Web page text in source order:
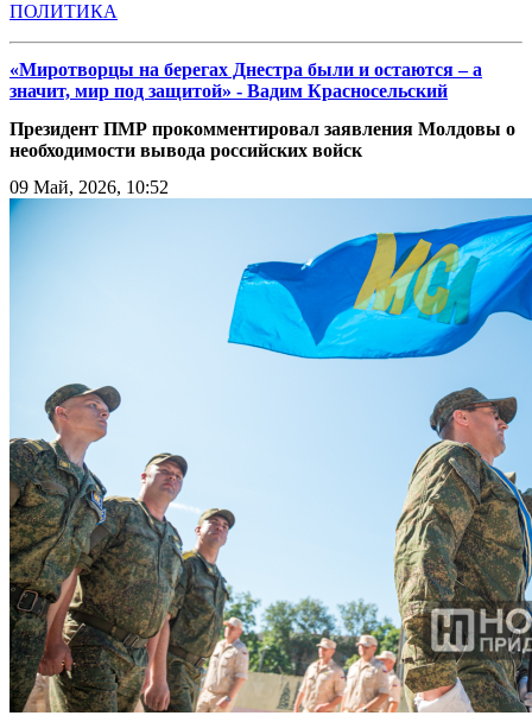
ПОЛИТИКА
«Миротворцы на берегах Днестра были и остаются – а
значит, мир под защитой» - Вадим Красносельский
Президент ПМР прокомментировал заявления Молдовы о
необходимости вывода российских войск
09 Май, 2026, 10:52